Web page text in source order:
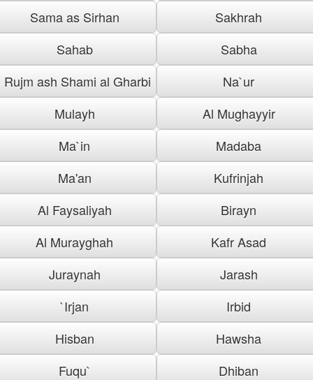
Sama as Sirhan
Sakhrah
Sahab
Sabha
Rujm ash Shami al Gharbi
Na`ur
Mulayh
Al Mughayyir
Ma`in
Madaba
Ma'an
Kufrinjah
Al Faysaliyah
Birayn
Al Murayghah
Kafr Asad
Juraynah
Jarash
`Irjan
Irbid
Hisban
Hawsha
Fuqu`
Dhiban